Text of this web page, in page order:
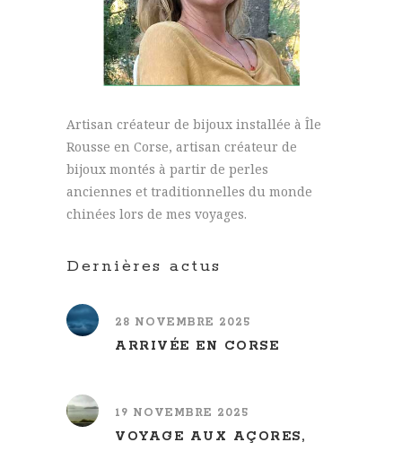
Artisan créateur de bijoux installée à Île
Rousse en Corse, artisan créateur de
bijoux montés à partir de perles
anciennes et traditionnelles du monde
chinées lors de mes voyages.
Dernières actus
28 NOVEMBRE 2025
ARRIVÉE EN CORSE
19 NOVEMBRE 2025
VOYAGE AUX AÇORES,